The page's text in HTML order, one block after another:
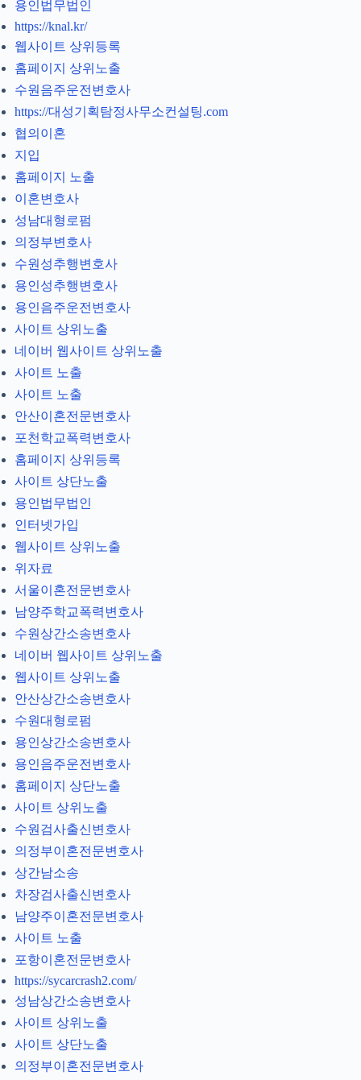
용인법무법인
https://knal.kr/
웹사이트 상위등록
홈페이지 상위노출
수원음주운전변호사
https://대성기획탐정사무소컨설팅.com
협의이혼
지입
홈페이지 노출
이혼변호사
성남대형로펌
의정부변호사
수원성추행변호사
용인성추행변호사
용인음주운전변호사
사이트 상위노출
네이버 웹사이트 상위노출
사이트 노출
사이트 노출
안산이혼전문변호사
포천학교폭력변호사
홈페이지 상위등록
사이트 상단노출
용인법무법인
인터넷가입
웹사이트 상위노출
위자료
서울이혼전문변호사
남양주학교폭력변호사
수원상간소송변호사
네이버 웹사이트 상위노출
웹사이트 상위노출
안산상간소송변호사
수원대형로펌
용인상간소송변호사
용인음주운전변호사
홈페이지 상단노출
사이트 상위노출
수원검사출신변호사
의정부이혼전문변호사
상간남소송
차장검사출신변호사
남양주이혼전문변호사
사이트 노출
포항이혼전문변호사
https://sycarcrash2.com/
성남상간소송변호사
사이트 상위노출
사이트 상단노출
의정부이혼전문변호사